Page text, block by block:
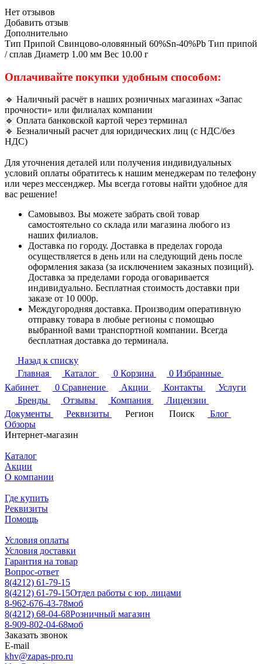
Нет отзывов
Добавить отзыв
Дополнительно
Тип Припой Свинцово-оловянный 60%Sn-40%Pb Тип припой
/ сплав Диаметр 1.00 мм Вес 10.00 г
Оплачивайте покупки удобным способом:
🔹 Наличный расчёт в наших розничных магазинах «Запас
прочности» или филиалах компании
🔹 Оплата банковской картой через терминал
🔹 Безналичный расчет для юридических лиц (с НДС/без
НДС)
Для уточнения деталей или получения индивидуальных
условий оплаты обратитесь к нашим менеджерам по телефону
или через мессенджер. Мы всегда готовы найти удобное для
вас решение!
Самовывоз. Вы можете забрать свой товар
самостоятельно со склада или магазина любого из
наших филиалов.
Доставка по городу. Доставка в пределах города
осуществляется в день или на следующий день после
оформления заказа (за исключением заказных позиций).
Доставка за пределами города оговаривается
индивидуально. Бесплатная стоимость доставки при
заказе от 10 000р.
Междугородняя доставка. Производим оперативную
отправку товара в любые регионы с помощью
выбранной вами транспортной компании. Всегда
бесплатная доставка до терминала.
Назад к списку
Главная
Каталог 0 Корзина 0 Избранные
Кабинет
0 Сравнение Акции Контакты
Услуги
Бренды
Отзывы Компания
Лицензии
Документы
Реквизиты Регион Поиск
Блог
Обзоры
Интернет-магазин
Каталог
Акции
О компании
Где купить
Реквизиты
Помощь
Условия оплаты
Условия доставки
Гарантия на товар
Вопрос-ответ
8(4212) 61-79-15
8(4212) 61-79-15Отдел работы с юр. лицами
8-962-676-43-78моб
8(4212) 68-04-68Розничный магазин
8-909-802-04-68моб
Заказать звонок
E-mail
khv@zapas-pro.ru